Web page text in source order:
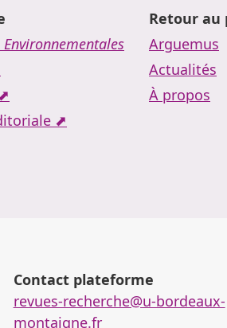
⬈
Retour au
Arguemus
Actualités
À propos
Contact plateforme
revues-recherche@u-bordeaux-
montaigne.fr